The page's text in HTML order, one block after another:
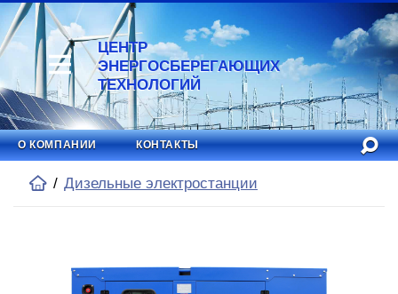
ЦЕНТР
ЭНЕРГОСБЕРЕГАЮЩИХ
ТЕХНОЛОГИЙ
О КОМПАНИИ КОНТАКТЫ
Дизельные электростанции